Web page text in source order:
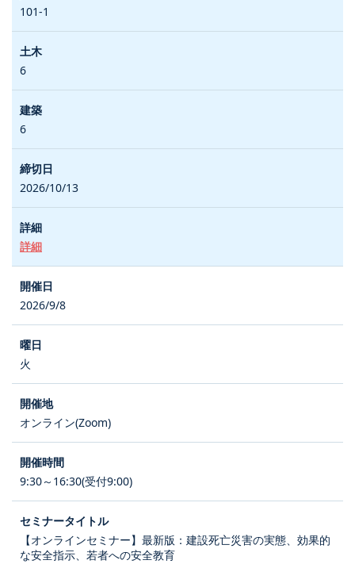
101-1
6
6
2026/10/13
詳細
2026/9/8
火
オンライン(Zoom)
9:30～16:30(受付9:00)
【オンラインセミナー】最新版：建設死亡災害の実態、効果的
な安全指示、若者への安全教育